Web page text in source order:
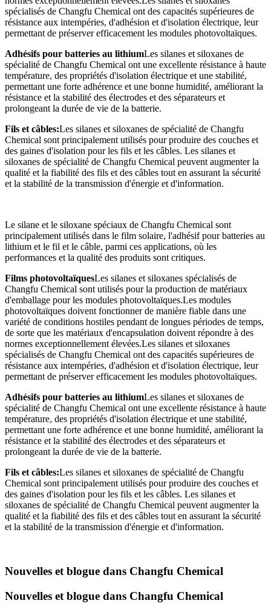
spécialisés de Changfu Chemical ont des capacités supérieures de
résistance aux intempéries, d'adhésion et d'isolation électrique, leur
permettant de préserver efficacement les modules photovoltaïques.
Adhésifs pour batteries au lithiumLes silanes et siloxanes de
spécialité de Changfu Chemical ont une excellente résistance à haute
température, des propriétés d'isolation électrique et une stabilité,
permettant une forte adhérence et une bonne humidité, améliorant la
résistance et la stabilité des électrodes et des séparateurs et
prolongeant la durée de vie de la batterie.
Fils et câbles:Les silanes et siloxanes de spécialité de Changfu
Chemical sont principalement utilisés pour produire des couches et
des gaines d'isolation pour les fils et les câbles. Les silanes et
siloxanes de spécialité de Changfu Chemical peuvent augmenter la
qualité et la fiabilité des fils et des câbles tout en assurant la sécurité
et la stabilité de la transmission d'énergie et d'information.
Le silane et le siloxane spéciaux de Changfu Chemical sont
principalement utilisés dans le film solaire, l'adhésif pour batteries au
lithium et le fil et le câble, parmi ces applications, où les
performances et la qualité des produits sont critiques.
Films photovoltaïquesLes silanes et siloxanes spécialisés de
Changfu Chemical sont utilisés pour la production de matériaux
d'emballage pour les modules photovoltaïques.Les modules
photovoltaïques doivent fonctionner de manière fiable dans une
variété de conditions hostiles pendant de longues périodes de temps,
de sorte que les matériaux d'encapsulation doivent répondre à des
normes exceptionnellement élevées.Les silanes et siloxanes
spécialisés de Changfu Chemical ont des capacités supérieures de
résistance aux intempéries, d'adhésion et d'isolation électrique, leur
permettant de préserver efficacement les modules photovoltaïques.
Adhésifs pour batteries au lithiumLes silanes et siloxanes de
spécialité de Changfu Chemical ont une excellente résistance à haute
température, des propriétés d'isolation électrique et une stabilité,
permettant une forte adhérence et une bonne humidité, améliorant la
résistance et la stabilité des électrodes et des séparateurs et
prolongeant la durée de vie de la batterie.
Fils et câbles:Les silanes et siloxanes de spécialité de Changfu
Chemical sont principalement utilisés pour produire des couches et
des gaines d'isolation pour les fils et les câbles. Les silanes et
siloxanes de spécialité de Changfu Chemical peuvent augmenter la
qualité et la fiabilité des fils et des câbles tout en assurant la sécurité
et la stabilité de la transmission d'énergie et d'information.
Nouvelles et blogue dans Changfu Chemical
Nouvelles et blogue dans Changfu Chemical